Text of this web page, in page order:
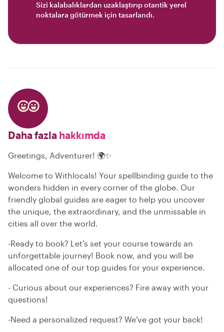
Sizi kalabalıklardan uzaklaştırıp otantik yerel
noktalara götürmek için tasarlandı.
Daha fazla hakkımda
Greetings, Adventurer! 🌍✨
Welcome to Withlocals! Your spellbinding guide to the
wonders hidden in every corner of the globe. Our
friendly global guides are eager to help you uncover
the unique, the extraordinary, and the unmissable in
cities all over the world.
-Ready to book? Let's set your course towards an
unforgettable journey! Book now, and you will be
allocated one of our top guides for your experience.
- Curious about our experiences? Fire away with your
questions!
-Need a personalized request? We've got your back!